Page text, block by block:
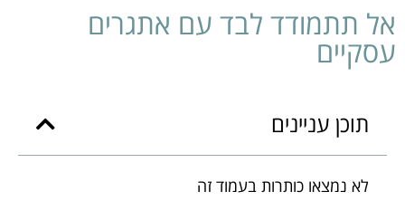
אל תתמודד לבד עם אתגרים
עסקיים
תוכן עניינים
לא נמצאו כותרות בעמוד זה